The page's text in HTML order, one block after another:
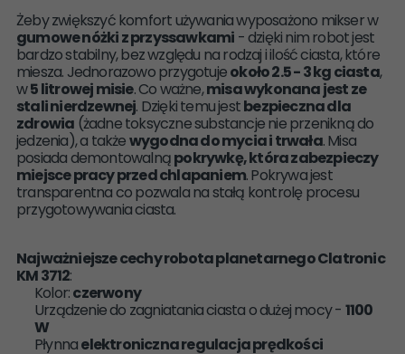
Żeby zwiększyć komfort używania wyposażono mikser w
gumowe nóżki z przyssawkami - dzięki nim robot jest
bardzo stabilny, bez względu na rodzaj i ilość ciasta, które
miesza. Jednorazowo przygotujeokoło 2.5 - 3 kg ciasta,
w5 litrowej misie. Co ważne,misa wykonana jest ze
stali nierdzewnej. Dzięki temu jestbezpieczna dla
zdrowia (żadne toksyczne substancje nie przenikną do
jedzenia), a takżewygodna do mycia i trwała. Misa
posiada demontowalnąpokrywkę, która zabezpieczy
miejsce pracy przed chlapaniem. Pokrywa jest
transparentna co pozwala na stałą kontrolę procesu
przygotowywania ciasta.
Najważniejsze cechy robota planetarnego Clatronic
KM 3712:
Kolor:czerwony
Urządzenie do zagniatania ciasta o dużej mocy - 1100
W
Płynnaelektroniczna regulacja prędkości